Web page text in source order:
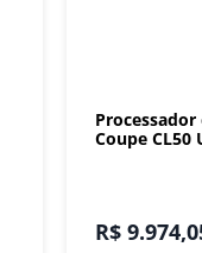
Coupe CL50
R$ 9.974,